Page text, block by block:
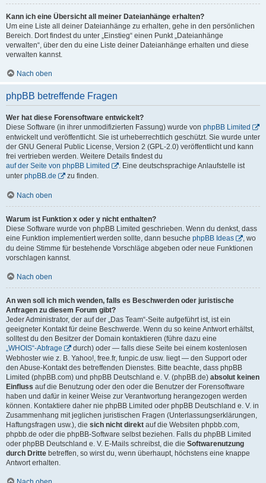
Kann ich eine Übersicht all meiner Dateianhänge erhalten?
Um eine Liste all deiner Dateianhänge zu erhalten, gehe in den persönlichen
Bereich. Dort findest du unter „Einstieg“ einen Punkt „Dateianhänge
verwalten“, über den du eine Liste deiner Dateianhänge erhalten und diese
verwalten kannst.
Nach oben
phpBB betreffende Fragen
Wer hat diese Forensoftware entwickelt?
Diese Software (in ihrer unmodifizierten Fassung) wurde von phpBB Limited
entwickelt und veröffentlicht. Sie ist urheberrechtlich geschützt. Sie wurde unter
der GNU General Public License, Version 2 (GPL-2.0) veröffentlicht und kann
frei vertrieben werden. Weitere Details findest du
auf der Seite von phpBB Limited
. Eine deutschsprachige Anlaufstelle ist
unter phpBB.de zu finden.
Nach oben
Warum ist Funktion x oder y nicht enthalten?
Diese Software wurde von phpBB Limited geschrieben. Wenn du denkst, dass
eine Funktion implementiert werden sollte, dann besuche phpBB Ideas
, wo
du deine Stimme für bestehende Vorschläge abgeben oder neue Funktionen
vorschlagen kannst.
Nach oben
An wen soll ich mich wenden, falls es Beschwerden oder juristische
Anfragen zu diesem Forum gibt?
Jeder Administrator, der auf der „Das Team“-Seite aufgeführt ist, ist ein
geeigneter Kontakt für deine Beschwerde. Wenn du so keine Antwort erhältst,
solltest du den Besitzer der Domain kontaktieren (führe dazu eine
„WHOIS“-Abfrage
durch) oder — falls diese Seite bei einem kostenlosen
Webhoster wie z. B. Yahoo!, free.fr, funpic.de usw. liegt — den Support oder
den Abuse-Kontakt des betreffenden Dienstes. Bitte beachte, dass phpBB
Limited (phpBB.com) und phpBB Deutschland e. V. (phpBB.de) absolut keinen
Einfluss auf die Benutzung oder den oder die Benutzer der Forensoftware
haben und dafür in keiner Weise zur Verantwortung herangezogen werden
können. Kontaktiere daher nie phpBB Limited oder phpBB Deutschland e. V. in
Zusammenhang mit jeglichen juristischen Fragen (Unterlassungserklärungen,
Haftungsfragen usw.), die sich nicht direkt auf die Websiten phpbb.com,
phpbb.de oder die phpBB-Software selbst beziehen. Falls du phpBB Limited
oder phpBB Deutschland e. V. E-Mails schreibst, die die Softwarenutzung
durch Dritte betreffen, so wirst du, wenn überhaupt, höchstens eine knappe
Antwort erhalten.